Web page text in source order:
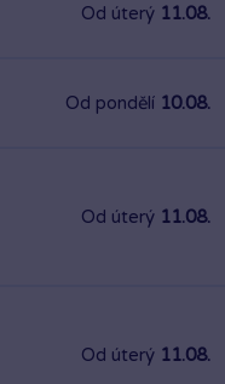
Od úterý 11.08.
Od pondělí 10.08.
Od úterý 11.08.
Od úterý 11.08.